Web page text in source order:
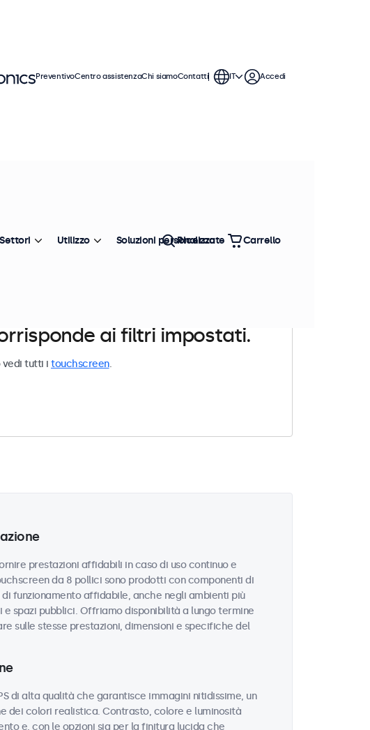
continuo. Questi monitor touchscreen da 8
con i sistemi operativi Windows,
Più venduto
ai filtri impostati.
vedi tutti i touchscreen.
prestazioni affidabili in caso di uso continuo e
da 8 pollici sono prodotti con componenti di
funzionamento affidabile, anche negli ambienti più
spazi pubblici. Offriamo disponibilità a lungo termine
sulle stesse prestazioni, dimensioni e specifiche del
di alta qualità che garantisce immagini nitidissime, un
dei colori realistica. Contrasto, colore e luminosità
e, con le opzioni sia per la finitura lucida che
PreventivoCentro assistenzaChi siamoContatti IT Accedi
Settori Utilizzo Soluzioni personalizzate
Ricerca Carrello